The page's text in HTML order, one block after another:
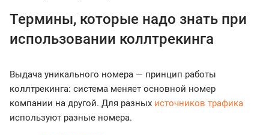
Термины, которые надо знать при
использовании коллтрекинга
Выдача уникального номера — принцип работы
коллтрекинга: система меняет основной номер
компании на другой. Для разных источников трафика
используют разные номера.